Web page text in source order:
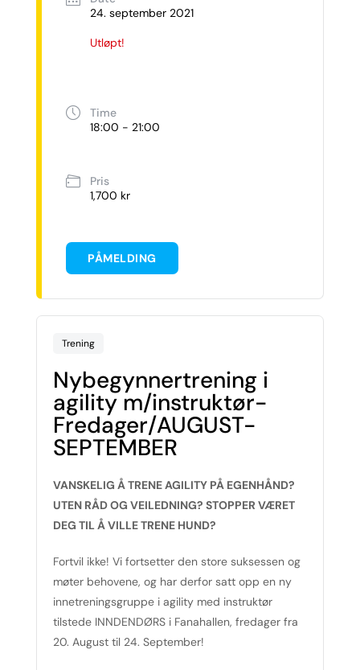
24. september 2021
Utløpt!
Time
18:00 - 21:00
Pris
1,700 kr
PÅMELDING
Trening
Nybegynnertrening i
agility m/instruktør-
Fredager/AUGUST-
SEPTEMBER
VANSKELIG Å TRENE AGILITY PÅ EGENHÅND?
UTEN RÅD OG VEILEDNING? STOPPER VÆRET
DEG TIL Å VILLE TRENE HUND?
Fortvil ikke! Vi fortsetter den store suksessen og
møter behovene, og har derfor satt opp en ny
innetreningsgruppe i agility med instruktør
tilstede INNDENDØRS i Fanahallen, fredager fra
20. August til 24. September!